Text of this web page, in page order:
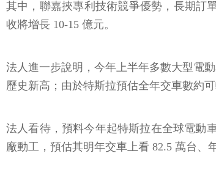
其中，聯嘉挾專利技術競爭優勢，長期訂
收將增長 10-15 億元。
法人進一步說明，今年上半年多數大型電
歷史新高；由於特斯拉預估全年交車數約
法人看待，預料今年起特斯拉在全球電動
廠動工，預估其明年交車上看 82.5 萬台、